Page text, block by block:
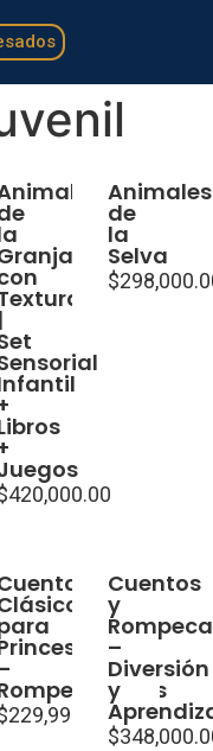
|
420,000.00
Animales
de
la
Selva
$
229,996.80
Cuentos
y
–
Diversión
y
$